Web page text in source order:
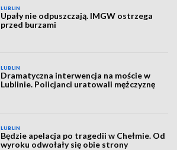
LUBLIN
Upały nie odpuszczają. IMGW ostrzega
przed burzami
LUBLIN
Dramatyczna interwencja na moście w
Lublinie. Policjanci uratowali mężczyznę
LUBLIN
Będzie apelacja po tragedii w Chełmie. Od
wyroku odwołały się obie strony